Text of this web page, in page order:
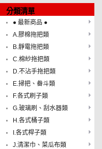
分類清單
● 最新商品 ●
A.膠棉拖把類
B.靜電拖把類
C.棉紗拖把類
D.不沾手拖把類
E.掃把、畚斗類
F.各式刷子類
G.玻璃刷、刮水器類
H.各式桶子類
I.各式桿子類
J.清潔巾、菜瓜布類